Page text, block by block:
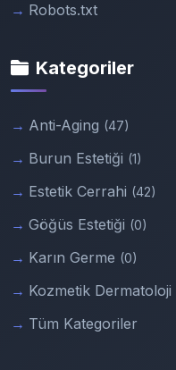
Robots.txt
Kategoriler
Anti-Aging (47)
Burun Estetiği (1)
Estetik Cerrahi (42)
Göğüs Estetiği (0)
Karın Germe (0)
Kozmetik Dermatoloji
Tüm Kategoriler